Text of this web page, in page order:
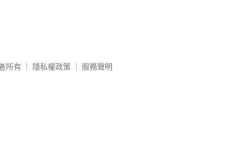
所有 隱私權政策 服務聲明